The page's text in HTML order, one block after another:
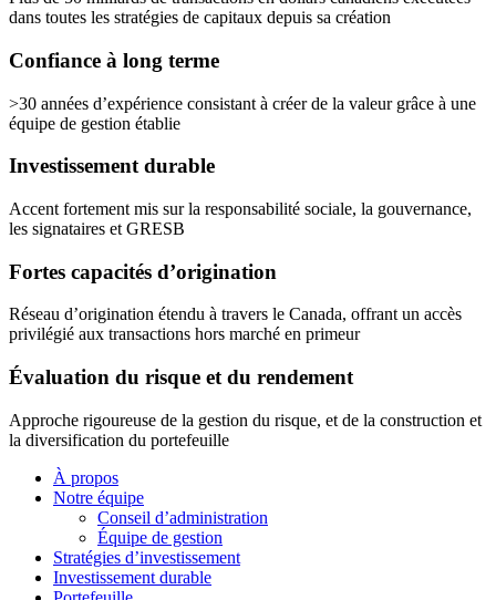
dans toutes les stratégies de capitaux depuis sa création
Confiance à long terme
>30 années d’expérience consistant à créer de la valeur grâce à une
équipe de gestion établie
Investissement durable
Accent fortement mis sur la responsabilité sociale, la gouvernance,
les signataires et GRESB
Fortes capacités d’origination
Réseau d’origination étendu à travers le Canada, offrant un accès
privilégié aux transactions hors marché en primeur
Évaluation du risque et du rendement
Approche rigoureuse de la gestion du risque, et de la construction et
la diversification du portefeuille
À propos
Notre équipe
Conseil d’administration
Équipe de gestion
Stratégies d’investissement
Investissement durable